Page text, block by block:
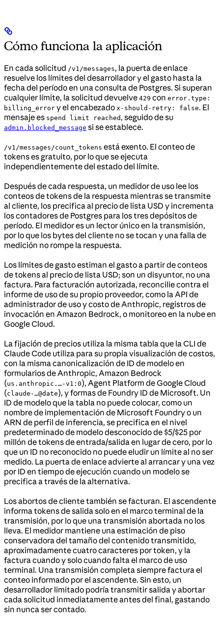
Cómo funciona la aplicación
En cada solicitud /v1/messages, la puerta de enlace
resuelve los límites del desarrollador y el gasto hasta la
fecha del período en una consulta de Postgres. Si superan
cualquier límite, la solicitud devuelve 429 con error.type:
billing_error y el encabezado x-should-retry: false. El
mensaje es spend limit reached , seguido de su
admin.blocked_message si se establece.
/v1/messages/count_tokens está exento. El conteo de
tokens es gratuito, por lo que se ejecuta
independientemente del estado del límite.
Después de cada respuesta, un medidor de uso lee los
conteos de tokens de la respuesta mientras se transmite
al cliente, los precifica al precio de lista USD y incrementa
los contadores de Postgres para los tres depósitos de
período. El medidor es un lector único en la transmisión,
por lo que los bytes del cliente no se tocan y una falla de
medición no rompe la respuesta.
Los límites de gasto estiman el gasto a partir de conteos
de tokens al precio de lista USD; son un disyuntor, no una
factura. Para facturación autorizada, reconcilie contra el
informe de uso de su propio proveedor, como la API de
administrador de uso y costo de Anthropic, registros de
invocación en Amazon Bedrock, o monitoreo en la nube en
Google Cloud.
La fijación de precios utiliza la misma tabla que la CLI de
Claude Code utiliza para su propia visualización de costos,
con la misma canonicalización de ID de modelo en
formularios de Anthropic, Amazon Bedrock
(us.anthropic.…-v1:0), Agent Platform de Google Cloud
(claude-…@date), y formas de Foundry ID de Microsoft. Un
ID de modelo que la tabla no puede colocar, como un
nombre de implementación de Microsoft Foundry o un
ARN de perfil de inferencia, se precifica en el nivel
predeterminado de modelo desconocido de $5/$25 por
millón de tokens de entrada/salida en lugar de cero, por lo
que un ID no reconocido no puede eludir un límite al no ser
medido. La puerta de enlace advierte al arrancar y una vez
por ID en tiempo de ejecución cuando un modelo se
precifica a través de la alternativa.
Los abortos de cliente también se facturan. El ascendente
informa tokens de salida solo en el marco terminal de la
transmisión, por lo que una transmisión abortada no los
lleva. El medidor mantiene una estimación de piso
conservadora del tamaño del contenido transmitido,
aproximadamente cuatro caracteres por token, y la
factura cuando y solo cuando falta el marco de uso
terminal. Una transmisión completa siempre factura el
conteo informado por el ascendente. Sin esto, un
desarrollador limitado podría transmitir salida y abortar
cada solicitud inmediatamente antes del final, gastando
sin nunca ser contado.